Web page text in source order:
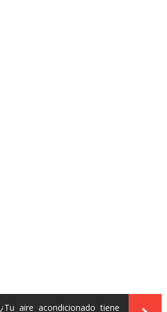
¿Tu aire acondicionado tiene